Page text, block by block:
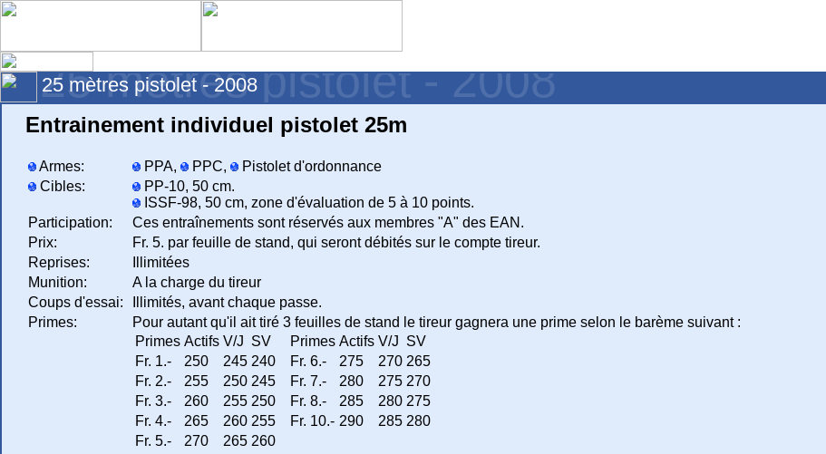
25 mètres pistolet - 2008
25 mètres pistolet - 2008
Entrainement individuel pistolet 25m
Armes: PPA, PPC,
Pistolet d'ordonnance
Cibles:
PP-10, 50 cm.
ISSF-98, 50 cm, zone d'évaluation de 5 à 10 points.
Participation:
Ces entraînements sont réservés aux membres "A" des EAN.
Prix:
Fr. 5. par feuille de stand, qui seront débités sur le compte tireur.
Reprises:
Illimitées
Munition:
A la charge du tireur
Coups d'essai:
Illimités, avant chaque passe.
Primes:
Pour autant qu'il ait tiré 3 feuilles de stand le tireur gagnera une prime selon le barème suivant :
Primes Actifs V/J SV Primes Actifs V/J SV
Fr. 1.-
250 245 240 Fr. 6.- 275 270 265
Fr. 2.-
255 250 245 Fr. 7.- 280 275 270
Fr. 3.-
260 255 250 Fr. 8.- 285 280 275
Fr. 4.-
265 260 255 Fr. 10.- 290 285 280
Fr. 5.-
270 265 260